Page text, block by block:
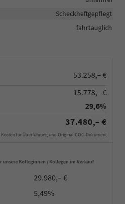
53.258,– €
15.778,– €
29,6%
37.480,– €
für Überführung und Original COC-Dokument
Kolleginnen / Kollegen im Verkauf
29.980,– €
5,49%
Scheckheftgepflegt
fahrtauglich